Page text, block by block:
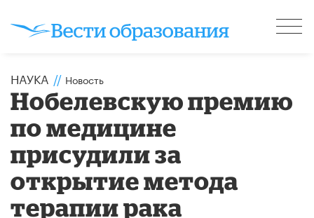
НАУКА // Новость
Нобелевскую премию
по медицине
присудили за
открытие метода
терапии рака